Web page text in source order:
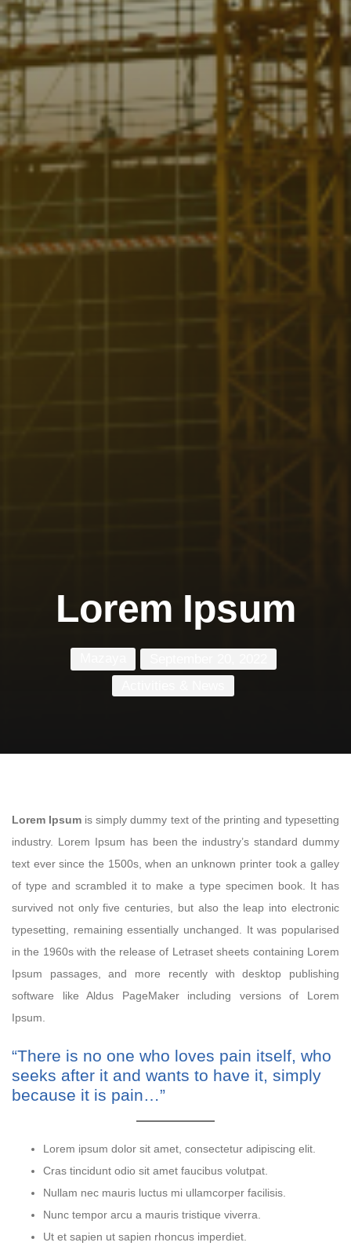
Lorem Ipsum
Lorem Ipsum is simply dummy text of the printing and typesetting
industry. Lorem Ipsum has been the industry’s standard dummy
text ever since the 1500s, when an unknown printer took a galley
of type and scrambled it to make a type specimen book. It has
survived not only five centuries, but also the leap into electronic
typesetting, remaining essentially unchanged. It was popularised
in the 1960s with the release of Letraset sheets containing Lorem
Ipsum passages, and more recently with desktop publishing
software like Aldus PageMaker including versions of Lorem
Ipsum.
“There is no one who loves pain itself, who
seeks after it and wants to have it, simply
because it is pain…”
Lorem ipsum dolor sit amet, consectetur adipiscing elit.
Cras tincidunt odio sit amet faucibus volutpat.
Nullam nec mauris luctus mi ullamcorper facilisis.
Nunc tempor arcu a mauris tristique viverra.
Ut et sapien ut sapien rhoncus imperdiet.